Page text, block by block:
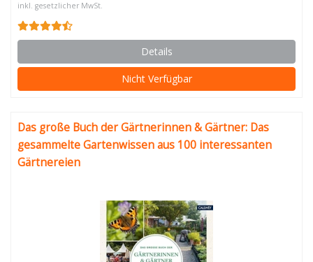
inkl. gesetzlicher MwSt.
Details
Nicht Verfügbar
Das große Buch der Gärtnerinnen & Gärtner: Das
gesammelte Gartenwissen aus 100 interessanten
Gärtnereien